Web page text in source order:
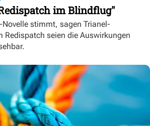
im Blindflug"
Novelle stimmt, sagen Trianel-
Redispatch seien die Auswirkungen